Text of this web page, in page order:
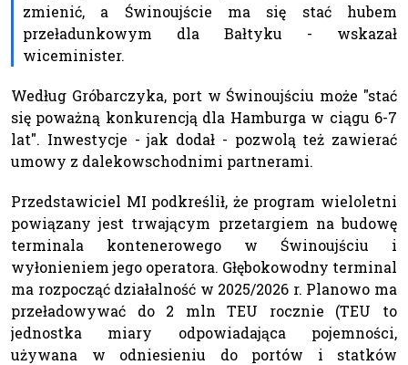
zmienić, a Świnoujście ma się stać hubem
przeładunkowym dla Bałtyku - wskazał
wiceminister.
Według Gróbarczyka, port w Świnoujściu może "stać
się poważną konkurencją dla Hamburga w ciągu 6-7
lat". Inwestycje - jak dodał - pozwolą też zawierać
umowy z dalekowschodnimi partnerami.
Przedstawiciel MI podkreślił, że program wieloletni
powiązany jest trwającym przetargiem na budowę
terminala kontenerowego w Świnoujściu i
wyłonieniem jego operatora. Głębokowodny terminal
ma rozpocząć działalność w 2025/2026 r. Planowo ma
przeładowywać do 2 mln TEU rocznie (TEU to
jednostka miary odpowiadająca pojemności,
używana w odniesieniu do portów i statków